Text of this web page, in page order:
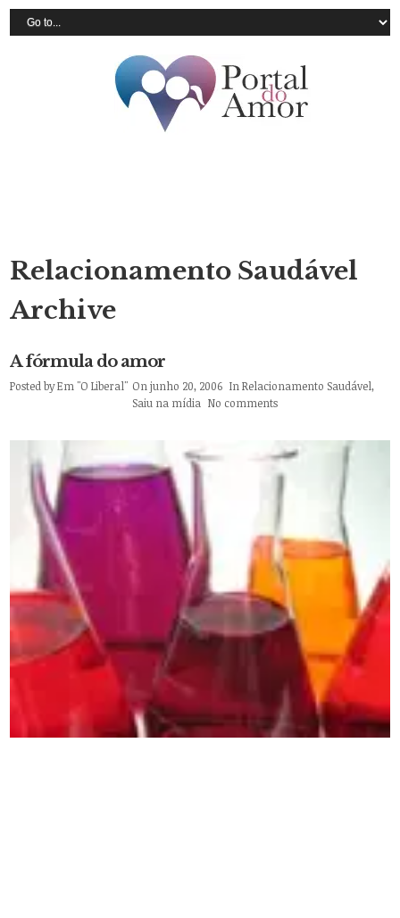
Relacionamento Saudável
Archive
A fórmula do amor
Posted byEm "O Liberal" On junho 20, 2006 InRelacionamento Saudável,
Saiu na mídia No comments